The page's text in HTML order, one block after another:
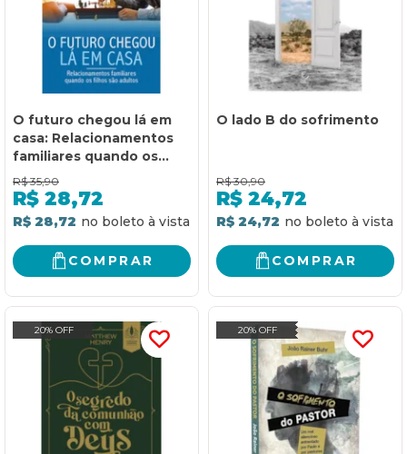
O futuro chegou lá em
casa: Relacionamentos
familiares quando os
filhos são adultos
R$ 35,90
R$ 28,72
R$ 28,72
COMPRAR
O lado B do sofrimento
R$ 30,90
R$ 24,72
R$ 24,72
COMPRAR
20% OFF 20% OFF